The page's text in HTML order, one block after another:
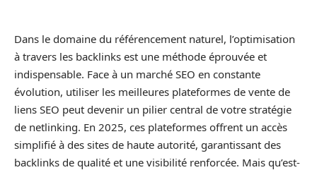
Dans le domaine du référencement naturel, l’optimisation
à travers les backlinks est une méthode éprouvée et
indispensable. Face à un marché SEO en constante
évolution, utiliser les meilleures plateformes de vente de
liens SEO peut devenir un pilier central de votre stratégie
de netlinking. En 2025, ces plateformes offrent un accès
simplifié à des sites de haute autorité, garantissant des
backlinks de qualité et une visibilité renforcée. Mais qu’est-